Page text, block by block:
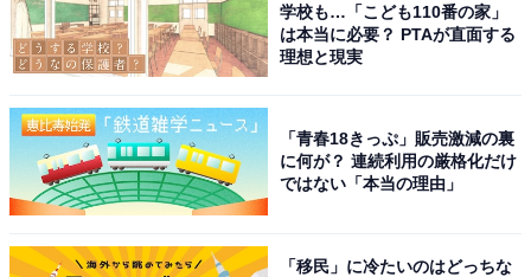
こちらもおすすめ
文武両道だと思う「静岡の公立進学校」ランキ
ング！ 2位「浜松北高等学校」を抑えた1位は？
【2025年調査】
学校も…「こども110番の家」
は本当に必要？ PTAが直面する
理想と現実
「青春18きっぷ」販売激減の裏
に何が？ 連続利用の厳格化だけ
ではない「本当の理由」
「移民」に冷たいのはどっちな